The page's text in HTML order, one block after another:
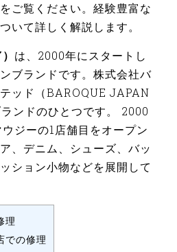
ご覧ください。経験豊富な
いて詳しく解説します。
は、2000年にスタートし
ブランドです。株式会社バ
ッド（BAROQUE JAPAN
ンドのひとつです。 2000
ジーの1店舗目をオープン
、デニム、シューズ、バッ
ション小物などを展開して
理
の修理